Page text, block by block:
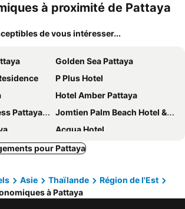
à proximité de Pattaya
de vous intéresser...
Golden Sea Pattaya
P Plus Hotel
Hotel Amber Pattaya
Central By Ihg
Jomtien Palm Beach Hotel & Resort
Acqua Hotel
Intimate Hotel Pattaya
Hotel Zing
Dusit Thani Pattaya
pour Pattaya
Asie Thaïlande
Région de l'Est
à Pattaya